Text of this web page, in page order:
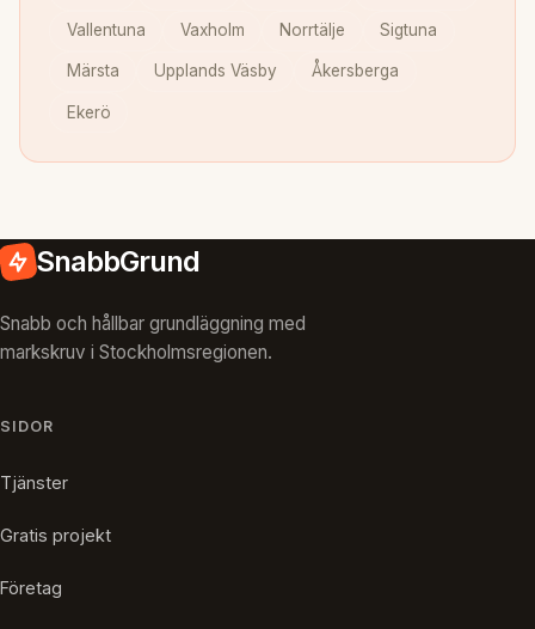
Vallentuna Vaxholm Norrtälje Sigtuna
Märsta Upplands Väsby Åkersberga
Ekerö
SnabbGrund
Snabb och hållbar grundläggning med
markskruv i Stockholmsregionen.
SIDOR
Tjänster
Gratis projekt
Företag